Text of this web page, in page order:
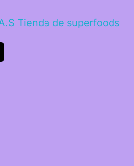
Tienda de superfoods